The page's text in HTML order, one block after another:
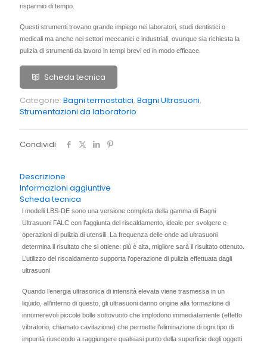
risparmio di tempo.
Questi strumenti trovano grande impiego nei laboratori, studi dentistici o
medicali ma anche nei settori meccanici e industriali, ovunque sia richiesta la
pulizia di strumenti da lavoro in tempi brevi ed in modo efficace.
Scheda tecnica
Categorie: Bagni termostatici, Bagni Ultrasuoni,
Strumentazioni da laboratorio
Condividi
Descrizione
Informazioni aggiuntive
Scheda tecnica
l modelli LBS-DE sono una versione completa della gamma di Bagni
Ultrasuoni FALC con l’aggiunta del riscaldamento, ideale per svolgere e
operazioni di pulizia di utensili. La frequenza delle onde ad ultrasuoni
determina il risultato che si ottiene: più è alta, migliore sarà il risultato ottenuto.
L’utilizzo del riscaldamento supporta l’operazione di pulizia effettuata dagli
ultrasuoni
Quando l’energia ultrasonica di intensità elevata viene trasmessa in un
liquido, all’interno di questo, gli ultrasuoni danno origine alla formazione di
innumerevoli piccole bolle sottovuoto che implodono immediatamente (effetto
vibratorio, chiamato cavitazione) che permette l’elimi­nazione di ogni tipo di
impurità riuscendo a raggiungere qualsiasi punto della superficie degli oggetti